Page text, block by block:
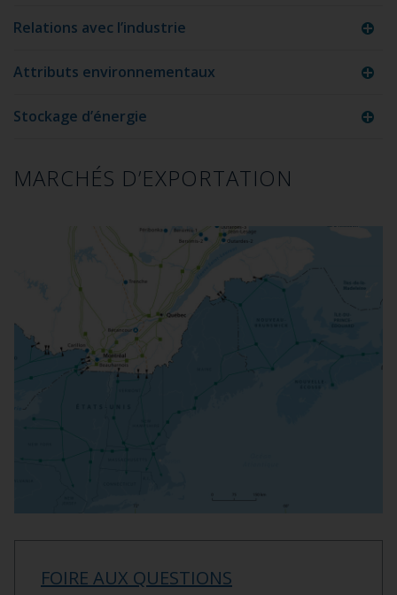
Relations avec l’industrie
Attributs environnementaux
Stockage d’énergie
MARCHÉS D’EXPORTATION
FOIRE AUX QUESTIONS